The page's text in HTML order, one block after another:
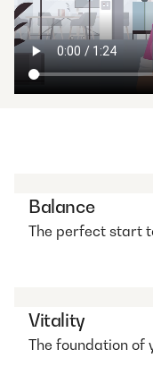
Balance
The perfect start
Vitality
The foundation of